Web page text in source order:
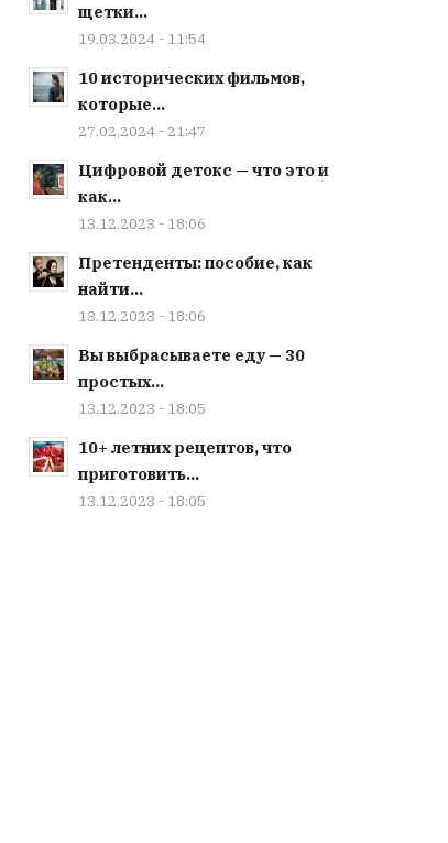
щетки...
19.03.2024 - 11:54
10 исторических фильмов,
которые...
27.02.2024 - 21:47
Цифровой детокс — что это и
как...
13.12.2023 - 18:06
Претенденты: пособие, как
найти...
13.12.2023 - 18:06
Вы выбрасываете еду — 30
простых...
13.12.2023 - 18:05
10+ летних рецептов, что
приготовить...
13.12.2023 - 18:05